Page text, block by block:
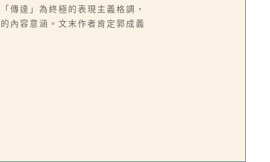
傳達」為終極的表現主義格調，
內容意涵。文末作者肯定郭成義